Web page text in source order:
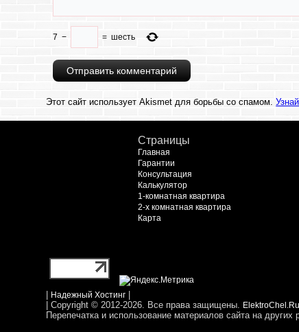
7 − = шесть
Этот сайт использует Akismet для борьбы со спамом.
Страницы
Главная
Гарантии
Консультация
Калькулятор
1-комнатная квартира
2-х комнатная квартира
Карта
Надежный Хостинг
| Copyright © 2012-2026. Все права защищены. ElektroChel.Ru
Перепечатка и использование материалов сайта на